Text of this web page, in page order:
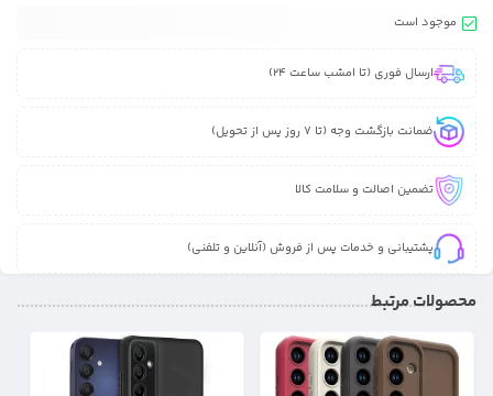
موجود است
ارسال فوری (تا امشب ساعت 24)
ضمانت بازگشت وجه (تا 7 روز پس از تحویل)
تضمین اصالت و سلامت کالا
پشتیبانی و خدمات پس از فروش (آنلاین و تلفنی)
محصولات مرتبط